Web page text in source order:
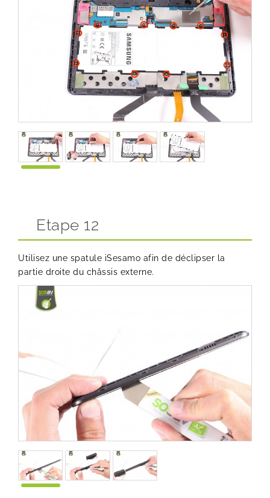
Etape 12
Utilisez une spatule iSesamo afin de déclipser la
partie droite du châssis externe.